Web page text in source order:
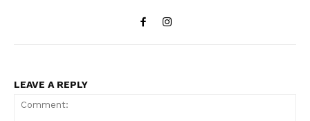
LEAVE A REPLY